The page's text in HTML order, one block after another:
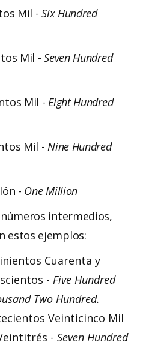
Mil -Six Hundred
Mil -Seven Hundred
Mil - Eight Hundred
Mil - Nine Hundred
- One Million
intermedios,
estos ejemplos:
Cuarenta y
- Five Hundred
Two Hundred.
Veinticinco Mil
- Seven Hundred